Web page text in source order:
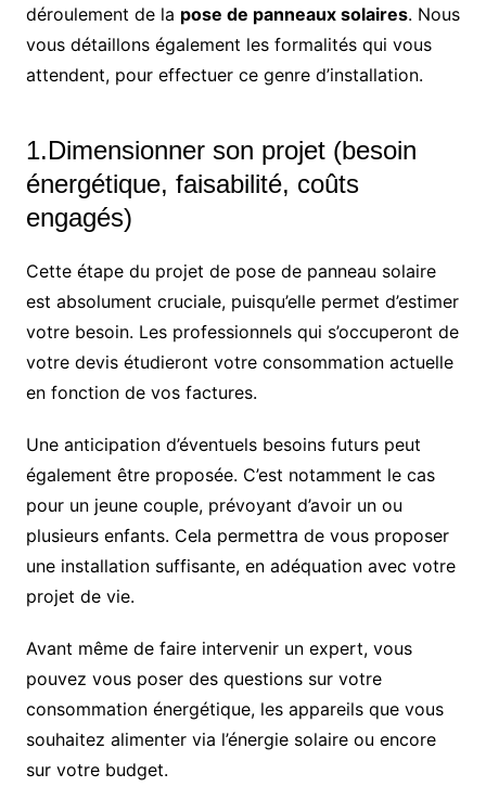
déroulement de la pose de panneaux solaires. Nous
vous détaillons également les formalités qui vous
attendent, pour effectuer ce genre d’installation.
1.Dimensionner son projet (besoin
énergétique, faisabilité, coûts
engagés)
Cette étape du projet de pose de panneau solaire
est absolument cruciale, puisqu’elle permet d’estimer
votre besoin. Les professionnels qui s’occuperont de
votre devis étudieront votre consommation actuelle
en fonction de vos factures.
Une anticipation d’éventuels besoins futurs peut
également être proposée. C’est notamment le cas
pour un jeune couple, prévoyant d’avoir un ou
plusieurs enfants. Cela permettra de vous proposer
une installation suffisante, en adéquation avec votre
projet de vie.
Avant même de faire intervenir un expert, vous
pouvez vous poser des questions sur votre
consommation énergétique, les appareils que vous
souhaitez alimenter via l’énergie solaire ou encore
sur votre budget.